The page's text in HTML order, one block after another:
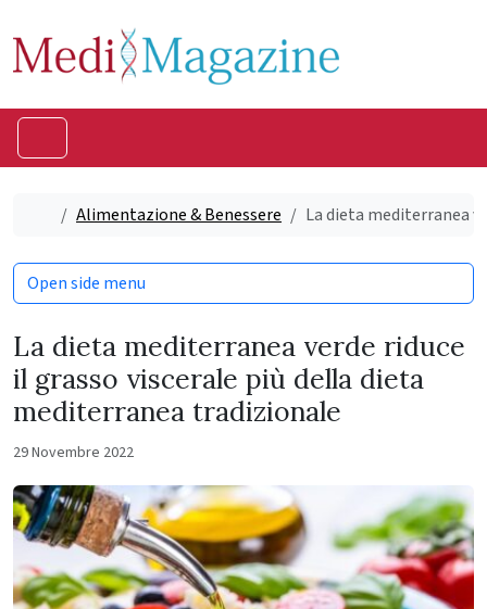
Home
Alimentazione & Benessere La dieta mediterranea
La dieta mediterranea verde riduce
il grasso viscerale più della dieta
mediterranea tradizionale
29 Novembre 2022
Open side menu